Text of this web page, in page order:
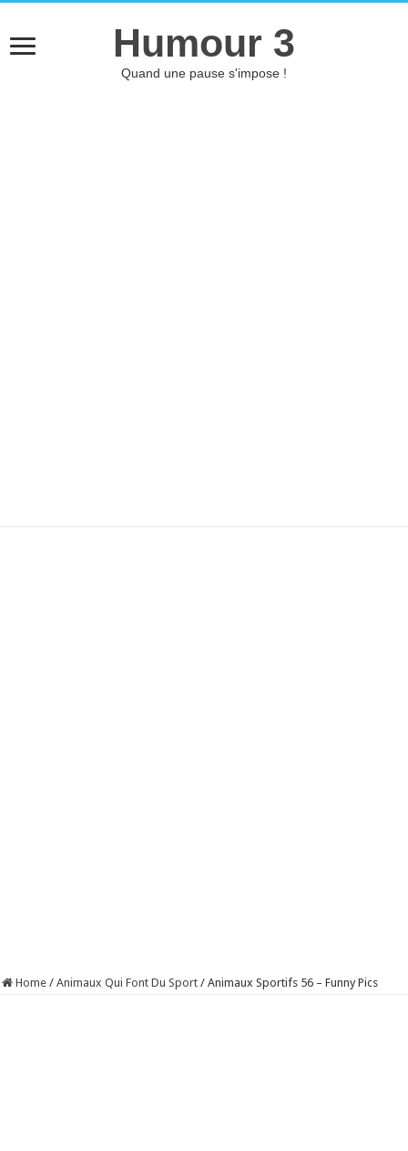
Humour 3
Quand une pause s'impose !
Home / Animaux Qui Font Du Sport / Animaux Sportifs 56 – Funny Pics